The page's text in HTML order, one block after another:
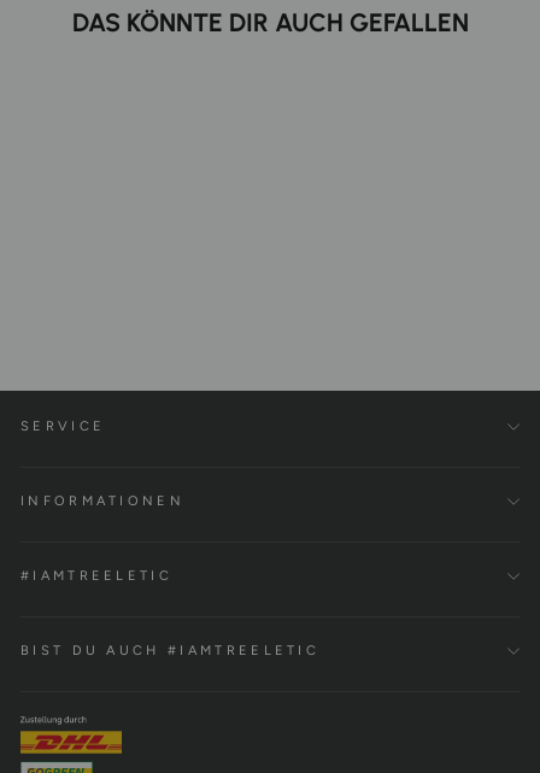
DAS KÖNNTE DIR AUCH GEFALLEN
SERVICE
INFORMATIONEN
#IAMTREELETIC
BIST DU AUCH #IAMTREELETIC